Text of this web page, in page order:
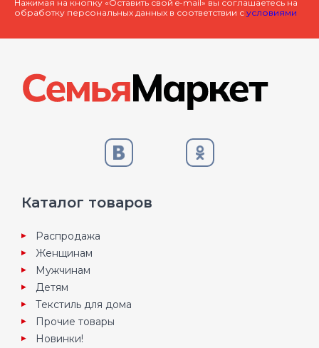
Нажимая на кнопку «Оставить свой e-mail» вы соглашаетесь на
обработку персональных данных в соответствии с условиями
Каталог товаров
Распродажа
Женщинам
Мужчинам
Детям
Текстиль для дома
Прочие товары
Новинки!